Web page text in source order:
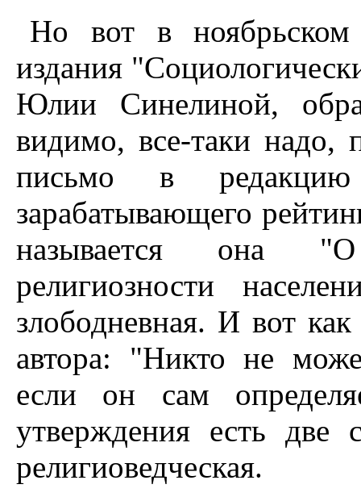
Но вот в ноябрьском
издания
Юлии Синелиной,
видимо, все-таки надо,
письмо в
зарабатывающего
называется она "О
религиозности
злободневная. И вот
автора: "Никто не
если он сам
утверждения есть две
религиоведческая.